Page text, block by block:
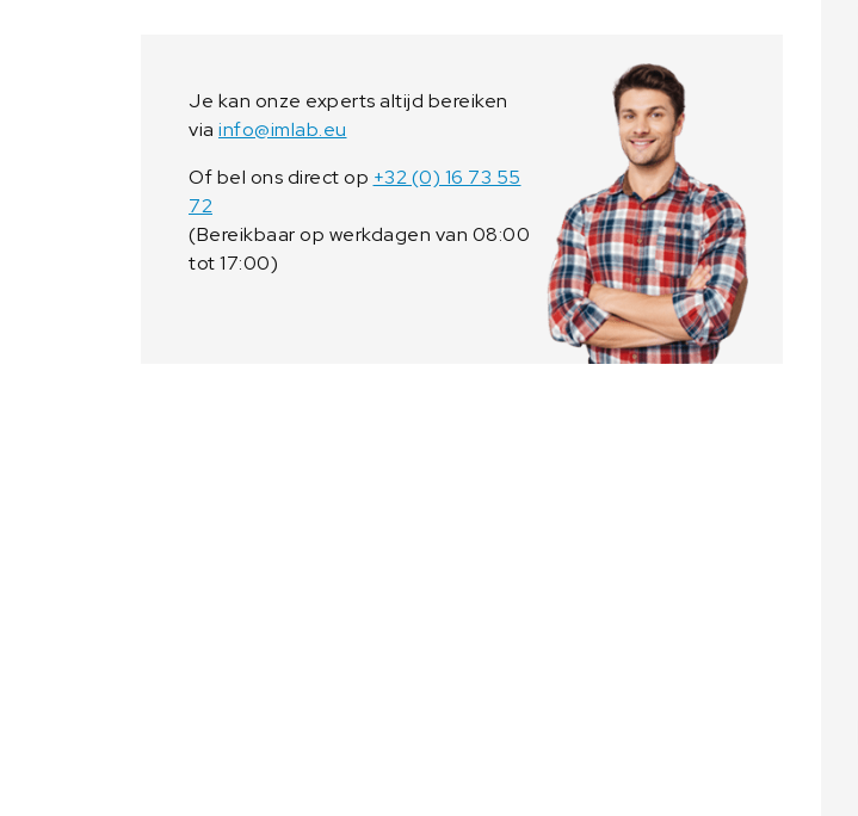
Je kan onze experts altijd bereiken
via info@imlab.eu
Of bel ons direct op +32 (0) 16 73 55
72
(Bereikbaar op werkdagen van 08:00
tot 17:00)